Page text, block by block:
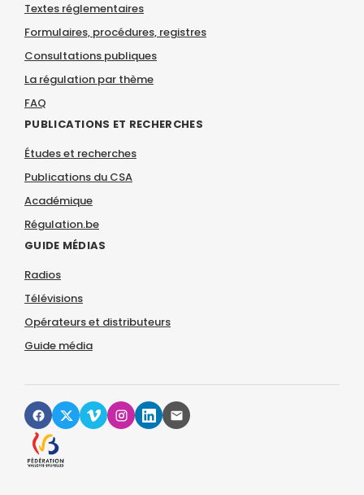
Textes réglementaires
Formulaires, procédures, registres
Consultations publiques
La régulation par thème
FAQ
PUBLICATIONS ET RECHERCHES
Études et recherches
Publications du CSA
Académique
Régulation.be
GUIDE MÉDIAS
Radios
Télévisions
Opérateurs et distributeurs
Guide média